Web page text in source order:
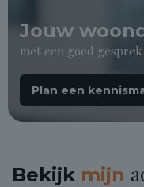
Jouw
met een goed gesprek.
Plan een
Bekijk mijn